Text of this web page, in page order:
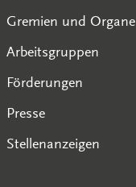
Gremien und Organe
Arbeitsgruppen
Förderungen
Presse
Stellenanzeigen